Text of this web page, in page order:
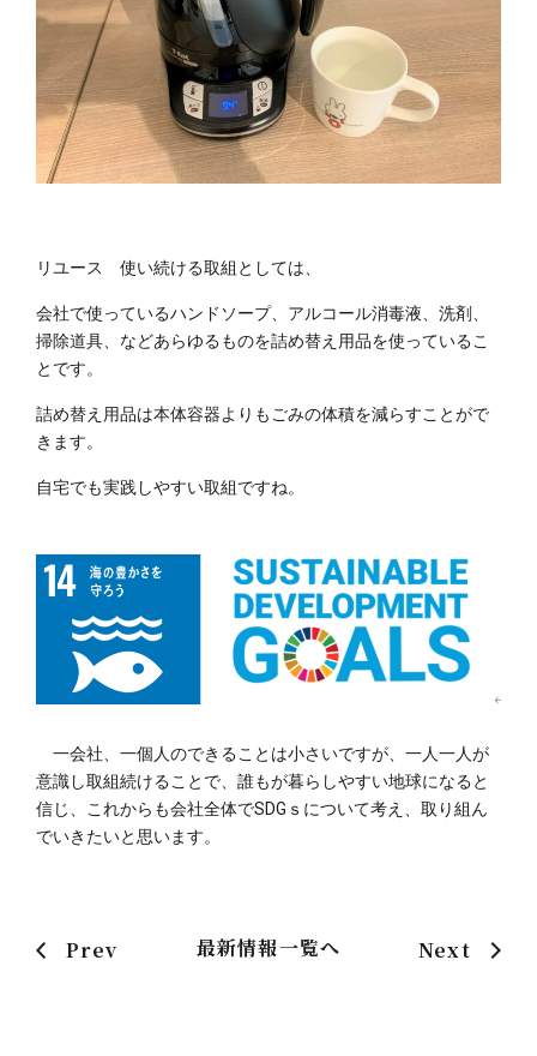
リユース 使い続ける取組としては、
会社で使っているハンドソープ、アルコール消毒液、洗剤、
掃除道具、などあらゆるものを詰め替え用品を使っているこ
とです。
詰め替え用品は本体容器よりもごみの体積を減らすことがで
きます。
自宅でも実践しやすい取組ですね。
一会社、一個人のできることは小さいですが、一人一人が
意識し取組続けることで、誰もが暮らしやすい地球になると
信じ、これからも会社全体でSDGｓについて考え、取り組ん
でいきたいと思います。
Next
最新情報一覧へ
Prev